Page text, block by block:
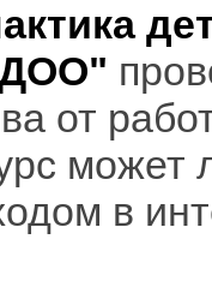
ДОО"
от
в